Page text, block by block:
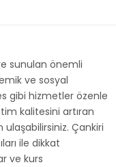
sunulan önemli
ve sosyal
gibi hizmetler özenle
kalitesini artıran
Çankiri
ile dikkat
ve kurs